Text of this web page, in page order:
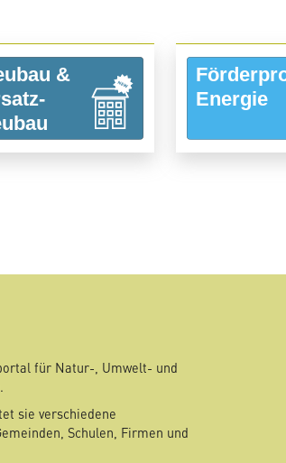
für Natur-, Umwelt- und
sie verschiedene
Schulen, Firmen und